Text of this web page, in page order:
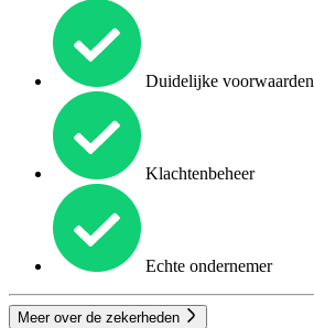
Duidelijke voorwaarden
Klachtenbeheer
Echte ondernemer
Meer over de zekerheden